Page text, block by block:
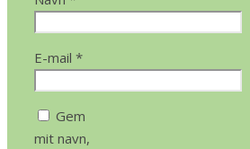
E-mail *
Gem
mit navn,